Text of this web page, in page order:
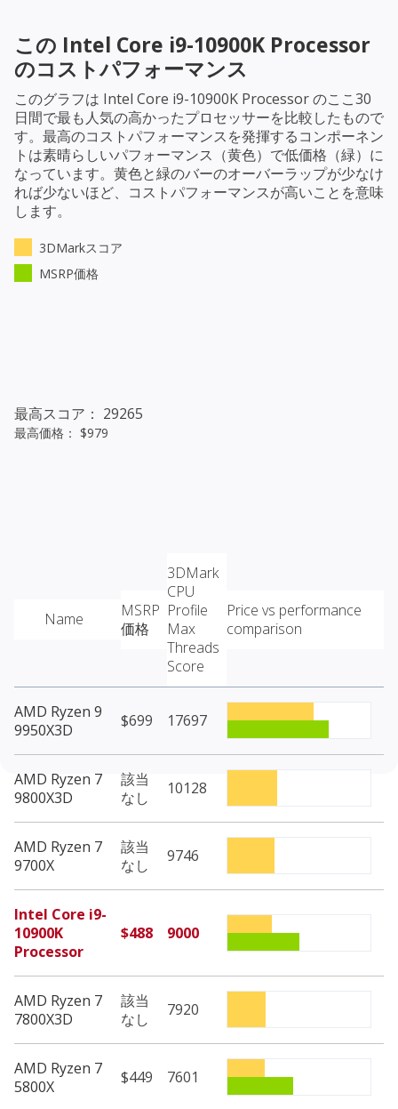
この Intel Core i9-10900K Processor
のコストパフォーマンス
このグラフは Intel Core i9-10900K Processorのここ30
日間で最も人気の高かったプロセッサーを比較したもので
す。最高のコストパフォーマンスを発揮するコンポーネン
トは素晴らしいパフォーマンス（黄色）で低価格（緑）に
なっています。黄色と緑のバーのオーバーラップが少なけ
れば少ないほど、コストパフォーマンスが高いことを意味
します。
3DMarkスコア
MSRP価格
最高スコア： 29265
最高価格： $979
Name
MSRP
価格
3DMark
CPU
Profile
Max
Threads
Score
Price vs performance
comparison
AMD Ryzen 9
9950X3D
$699 17697
AMD Ryzen 7
9800X3D
該当
なし
10128
AMD Ryzen 7
9700X
該当
なし
9746
Intel Core i9-
10900K
Processor
$488 9000
AMD Ryzen 7
7800X3D
該当
なし
7920
AMD Ryzen 7
5800X
$449 7601